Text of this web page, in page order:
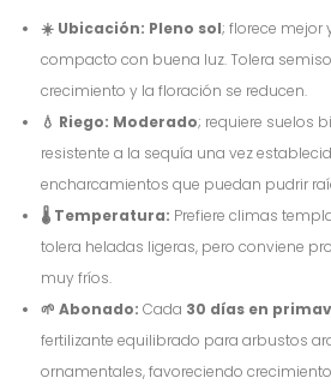
☀️ Ubicación: Pleno sol; florece mejor
compacto con buena luz. Tolera
crecimiento y la floración se reducen.
💧 Riego: Moderado; requiere suelos
resistente a la sequía una vez
encharcamientos que puedan pudrir
🌡️ Temperatura: Prefiere climas
tolera heladas ligeras, pero conviene
muy fríos.
🌱 Abonado: Cada 30 días en
fertilizante equilibrado para arbustos
ornamentales, favoreciendo